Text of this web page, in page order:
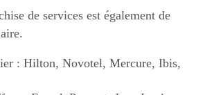
de services est également de
: Hilton, Novotel, Mercure, Ibis,